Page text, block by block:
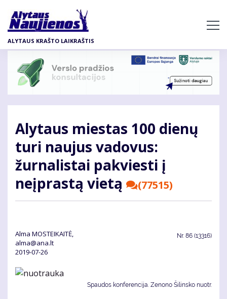
pagrindinį
turinį
ALYTAUS KRAŠTO LAIKRAŠTIS
Alytaus miestas 100 dienų
turi naujus vadovus:
žurnalistai pakviesti į
neįprastą vietą
(77515)
Alma MOSTEIKAITĖ,
alma@ana.lt
2019-07-26
Nr. 86 (13316)
Spaudos konferencija. Zenono Šilinsko nuotr.